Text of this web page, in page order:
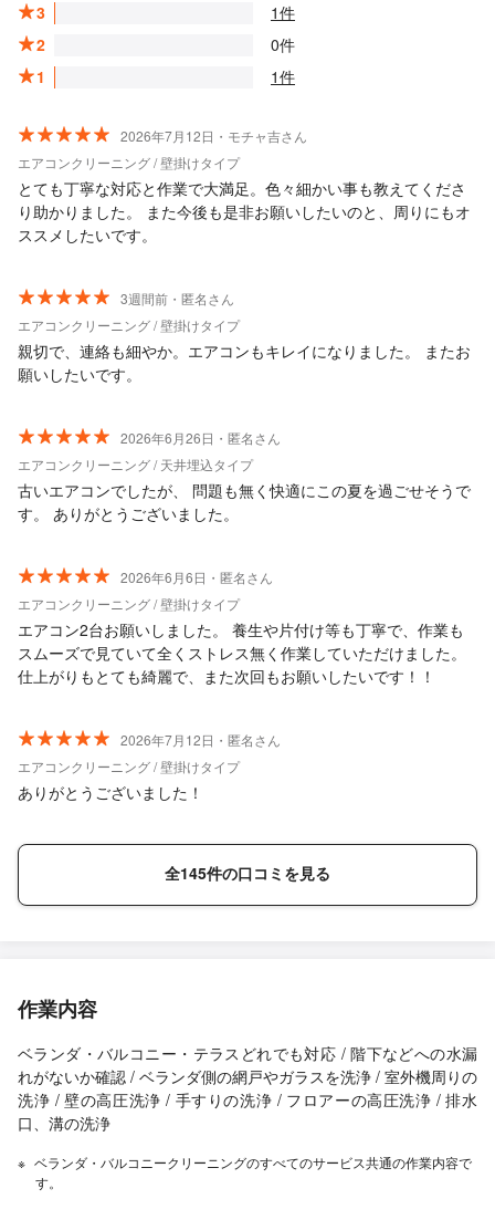
3
1件
2
0件
1
1件
2026年7月12日・モチャ吉さん
エアコンクリーニング / 壁掛けタイプ
とても丁寧な対応と作業で大満足。色々細かい事も教えてくださ
り助かりました。 また今後も是非お願いしたいのと、周りにもオ
ススメしたいです。
3週間前・匿名さん
エアコンクリーニング / 壁掛けタイプ
親切で、連絡も細やか。エアコンもキレイになりました。 またお
願いしたいです。
2026年6月26日・匿名さん
エアコンクリーニング / 天井埋込タイプ
古いエアコンでしたが、 問題も無く快適にこの夏を過ごせそうで
す。 ありがとうございました。
2026年6月6日・匿名さん
エアコンクリーニング / 壁掛けタイプ
エアコン2台お願いしました。 養生や片付け等も丁寧で、作業も
スムーズで見ていて全くストレス無く作業していただけました。
仕上がりもとても綺麗で、また次回もお願いしたいです！！
2026年7月12日・匿名さん
エアコンクリーニング / 壁掛けタイプ
ありがとうございました！
全145件の口コミを見る
作業内容
ベランダ・バルコニー・テラスどれでも対応 / 階下などへの水漏
れがないか確認 / ベランダ側の網戸やガラスを洗浄 / 室外機周りの
洗浄 / 壁の高圧洗浄 / 手すりの洗浄 / フロアーの高圧洗浄 / 排水
口、溝の洗浄
ベランダ・バルコニークリーニングのすべてのサービス共通の作業内容で
す。